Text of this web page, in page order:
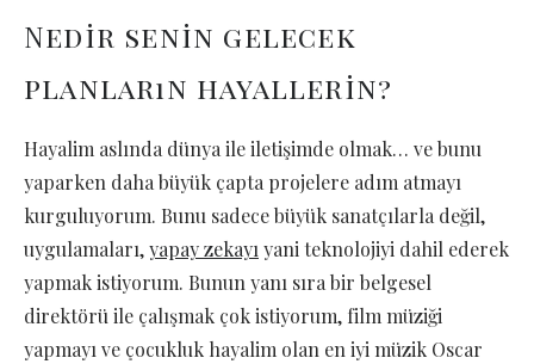
Nedir senin gelecek
planların hayallerin?
Hayalim aslında dünya ile iletişimde olmak… ve bunu
yaparken daha büyük çapta projelere adım atmayı
kurguluyorum. Bunu sadece büyük sanatçılarla değil,
uygulamaları,yapay zekayıyani teknolojiyi dahil ederek
yapmak istiyorum. Bunun yanı sıra bir belgesel
direktörü ile çalışmak çok istiyorum, film müziği
yapmayı ve çocukluk hayalim olan en iyi müzik Oscar